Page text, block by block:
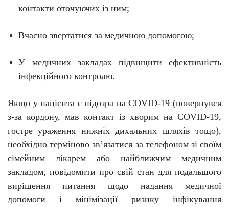
контакти оточуючих із ним;
Вчасно звертатися за медичною допомогою;
У медичних закладах
підвищити ефективність
інфекційного контролю.
Якщо у пацієнта є підозра на COVID-19 (повернувся
з-за кордону, мав контакт із хворим на COVID-19,
гостре ураження нижніх дихальних шляхів тощо),
необхідно терміново зв’язатися за телефоном зі своїм
сімейним лікарем або найближчим медичним
закладом, повідомити про свій стан для подальшого
вирішення питання щодо надання медичної
допомоги і мінімізації ризику інфікування